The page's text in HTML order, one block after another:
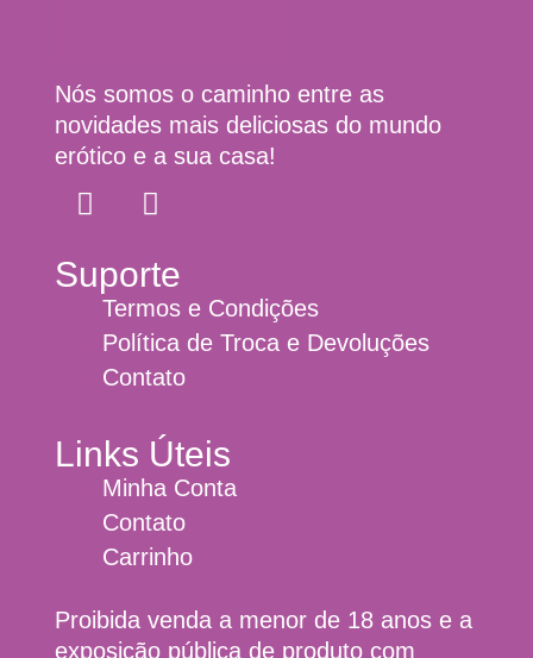
Nós somos o caminho entre as
novidades mais deliciosas do mundo
erótico e a sua casa!
Suporte
Termos e Condições
Política de Troca e Devoluções
Contato
Links Úteis
Minha Conta
Contato
Carrinho
Proibida venda a menor de 18 anos e a
exposição pública de produto com